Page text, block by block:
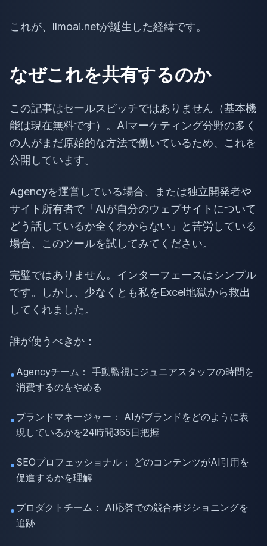
これが、llmoai.netが誕生した経緯です。
なぜこれを共有するのか
この記事はセールスピッチではありません（基本機
能は現在無料です）。AIマーケティング分野の多く
の人がまだ原始的な方法で働いているため、これを
公開しています。
Agencyを運営している場合、または独立開発者や
サイト所有者で「AIが自分のウェブサイトについて
どう話しているか全くわからない」と苦労している
場合、このツールを試してみてください。
完璧ではありません。インターフェースはシンプル
です。しかし、少なくとも私をExcel地獄から救出
してくれました。
誰が使うべきか：
• Agencyチーム： 手動監視にジュニアスタッフの時間を
消費するのをやめる
• ブランドマネージャー： AIがブランドをどのように表
現しているかを24時間365日把握
• SEOプロフェッショナル： どのコンテンツがAI引用を
促進するかを理解
• プロダクトチーム： AI応答での競合ポジショニングを
追跡